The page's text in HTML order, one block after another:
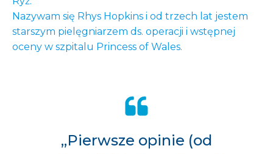
Nazywam się Rhys Hopkins i od trzech lat jestem
starszym pielęgniarzem ds. operacji i wstępnej
oceny w szpitalu Princess of Wales.
„Pierwsze opinie (od